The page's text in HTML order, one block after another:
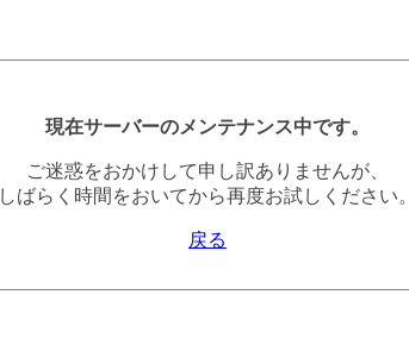
現在サーバーのメンテナンス中です。
ご迷惑をおかけして申し訳ありませんが、
しばらく時間をおいてから再度お試しください。
戻る